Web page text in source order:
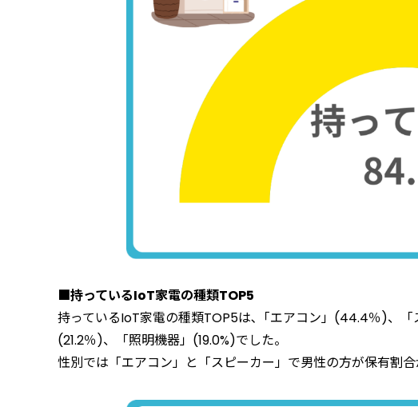
■持っているIoT家電の種類TOP5
持っているIoT家電の種類TOP5は､「エアコン」(44.4％)、
(21.2％)、「照明機器」(19.0%)でした。
性別では「エアコン」と「スピーカー」で男性の方が保有割合